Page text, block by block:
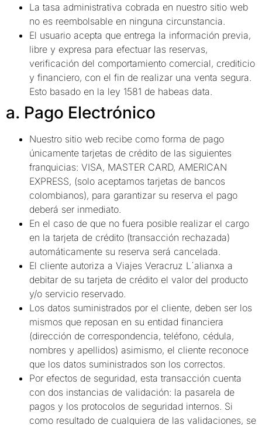
La tasa administrativa cobrada en nuestro sitio web
no es reembolsable en ninguna circunstancia.
El usuario acepta que entrega la información previa,
libre y expresa para efectuar las reservas,
verificación del comportamiento comercial, crediticio
y financiero, con el fin de realizar una venta segura.
Esto basado en la ley 1581 de habeas data.
a. Pago Electrónico
Nuestro sitio web recibe como forma de pago
únicamente tarjetas de crédito de las siguientes
franquicias: VISA, MASTER CARD, AMERICAN
EXPRESS, (solo aceptamos tarjetas de bancos
colombianos), para garantizar su reserva el pago
deberá ser inmediato.
En el caso de que no fuera posible realizar el cargo
en la tarjeta de crédito (transacción rechazada)
automáticamente su reserva será cancelada.
El cliente autoriza a Viajes Veracruz L´alianxa a
debitar de su tarjeta de crédito el valor del producto
y/o servicio reservado.
Los datos suministrados por el cliente, deben ser los
mismos que reposan en su entidad financiera
(dirección de correspondencia, teléfono, cédula,
nombres y apellidos) asimismo, el cliente reconoce
que los datos suministrados son los correctos.
Por efectos de seguridad, esta transacción cuenta
con dos instancias de validación: la pasarela de
pagos y los protocolos de seguridad internos. Si
como resultado de cualquiera de las validaciones, se